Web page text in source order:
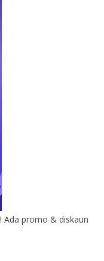
Ada promo & diskaun